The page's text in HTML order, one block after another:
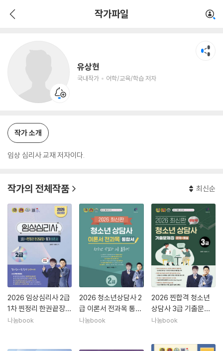
작가파일
유상현
국내작가 어학/교육/학습 저자
어학/교육/학습 저자
작가 소개
임상 심리사 교재 저자이다.
작가의 전체작품 최신순
2026 임상심리사 2급
1차 찐정리 한권끝장
필기 이론서
나눔book
2026 청소년상담사 2
급 이론서 전과목 통합
서
나눔book
2026 찐합격 청소년
상담사 3급 기출문제
집
나눔book